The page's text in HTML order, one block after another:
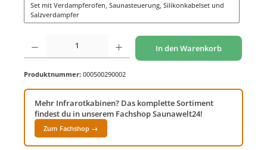
Set mit Verdampferofen, Saunasteuerung, Silikonkabelset und
Salzverdampfer
Produkt Anzahl: Gib den gewünschten Wert ein oder benutze die Schaltflächen um
In den Warenkorb
Produktnummer: 000500290002
Mehr Infrarotkabinen? Das komplette Sortiment
findest du in unserem Fachshop Saunawelt24!
Zum Fachshop →